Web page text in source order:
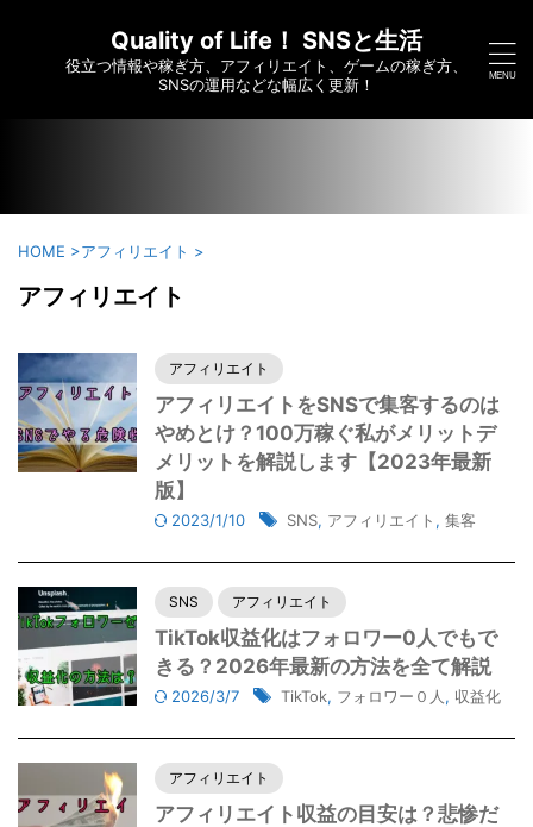
yumei.com/wp-content/themes/affinger/functions.php on
7910
Quality of Life！ SNSと生活
役立つ情報や稼ぎ方、アフィリエイト、ゲームの稼ぎ方、
SNSの運用などな幅広く更新！
HOME >アフィリエイト >
アフィリエイト
アフィリエイト
アフィリエイトをSNSで集客するのは
やめとけ？100万稼ぐ私がメリットデ
メリットを解説します【2023年最新
版】
2023/1/10 SNS, アフィリエイト , 集客
SNS アフィリエイト
TikTok収益化はフォロワー0人でもで
きる？2026年最新の方法を全て解説
2026/3/7 TikTok, フォロワー０人 , 収益化
アフィリエイト
アフィリエイト収益の目安は？悲惨だ